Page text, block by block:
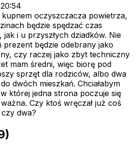
kupnem oczyszczacza powietrza,
będzie spędzać czas
i u przyszłych dziadków. Nie
prezent będzie odebrany jako
czy raczej jako zbyt techniczny
mam średni, więc biorę pod
sprzęt dla rodziców, albo dwa
dwóch mieszkań. Chciałabym
której jedna strona poczuje się
Czy ktoś wręczał już coś
dwa?